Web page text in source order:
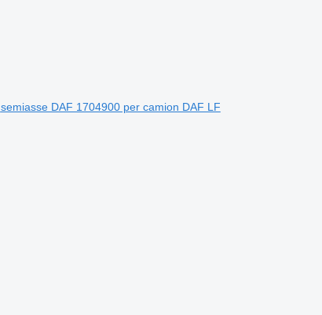
semiasse DAF 1704900 per camion DAF LF